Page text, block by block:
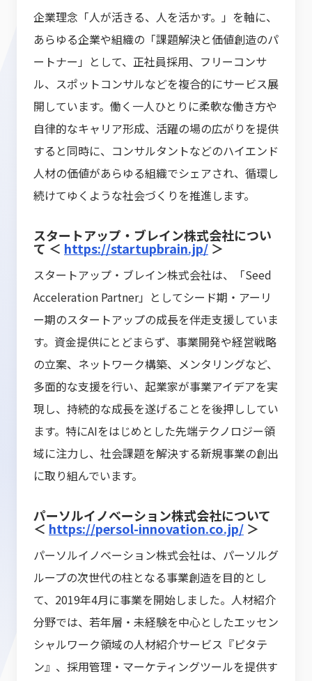
企業理念「人が活きる、人を活かす。」を軸に、
あらゆる企業や組織の「課題解決と価値創造のパ
ートナー」として、正社員採用、フリーコンサ
ル、スポットコンサルなどを複合的にサービス展
開しています。働く一人ひとりに柔軟な働き方や
自律的なキャリア形成、活躍の場の広がりを提供
すると同時に、コンサルタントなどのハイエンド
人材の価値があらゆる組織でシェアされ、循環し
続けてゆくような社会づくりを推進します。
スタートアップ・ブレイン株式会社につい
て ＜ https://startupbrain.jp/＞
スタートアップ・ブレイン株式会社は、「Seed
Acceleration Partner」としてシード期・アーリ
ー期のスタートアップの成長を伴走支援していま
す。資金提供にとどまらず、事業開発や経営戦略
の立案、ネットワーク構築、メンタリングなど、
多面的な支援を行い、起業家が事業アイデアを実
現し、持続的な成長を遂げることを後押ししてい
ます。特にAIをはじめとした先端テクノロジー領
域に注力し、社会課題を解決する新規事業の創出
に取り組んでいます。
パーソルイノベーション株式会社について
＜ https://persol-innovation.co.jp/ ＞
パーソルイノベーション株式会社は、パーソルグ
ループの次世代の柱となる事業創造を目的とし
て、2019年4月に事業を開始しました。人材紹介
分野では、若年層・未経験を中心としたエッセン
シャルワーク領域の人材紹介サービス『ピタテ
ン』、採用管理・マーケティングツールを提供す